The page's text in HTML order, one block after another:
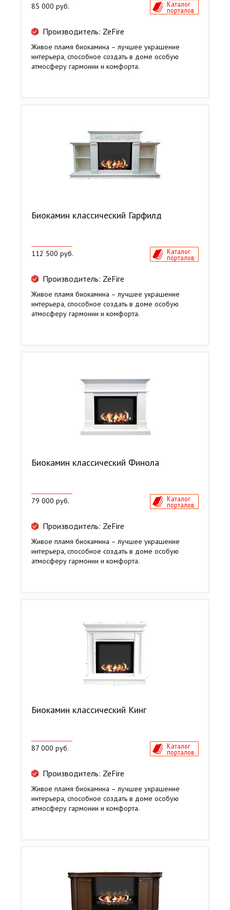
85 000 руб. Каталог
порталов
Производитель: ZeFire
Живое пламя биокамина – лучшее украшение
интерьера, способное создать в доме особую
атмосферу гармонии и комфорта.
Биокамин классический Гарфилд
112 500 руб. Каталог
порталов
Производитель: ZeFire
Живое пламя биокамина – лучшее украшение
интерьера, способное создать в доме особую
атмосферу гармонии и комфорта.
Биокамин классический Финола
79 000 руб. Каталог
порталов
Производитель: ZeFire
Живое пламя биокамина – лучшее украшение
интерьера, способное создать в доме особую
атмосферу гармонии и комфорта.
Биокамин классический Кинг
87 000 руб. Каталог
порталов
Производитель: ZeFire
Живое пламя биокамина – лучшее украшение
интерьера, способное создать в доме особую
атмосферу гармонии и комфорта.